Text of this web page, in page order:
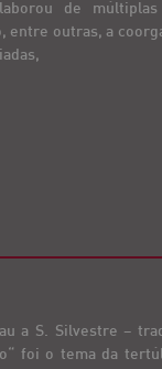
de
entre outras, a
a S. Silvestre –
foi o tema da